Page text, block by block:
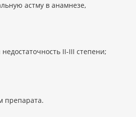
астму в анамнезе,
II-III степени;
препарата.